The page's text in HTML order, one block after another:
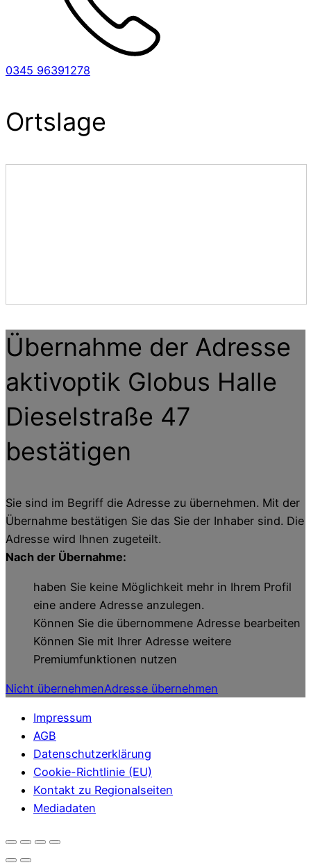
0345 96391278
Ortslage
Übernahme der Adresse
aktivoptik Globus Halle
Dieselstraße 47
bestätigen
Sie sind im Begriff die Adresse zu übernehmen. Mit der
Übernahme bestätigen Sie das Sie der Inhaber sind. Die
Adresse wird Ihnen zugeteilt.
Nach der Übernahme:
haben Sie keine Möglichkeit mehr in Ihrem Profil
eine andere Adresse anzulegen.
Können Sie die übernommene Adresse bearbeiten
Können Sie mit Ihrer Adresse weitere
Premiumfunktionen nutzen
Nicht übernehmenAdresse übernehmen
Impressum
AGB
Datenschutzerklärung
Cookie-Richtlinie (EU)
Kontakt zu Regionalseiten
Mediadaten